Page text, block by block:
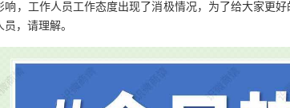
响，工作人员工作态度出现了消极情况，为了给大家更
，请理解。